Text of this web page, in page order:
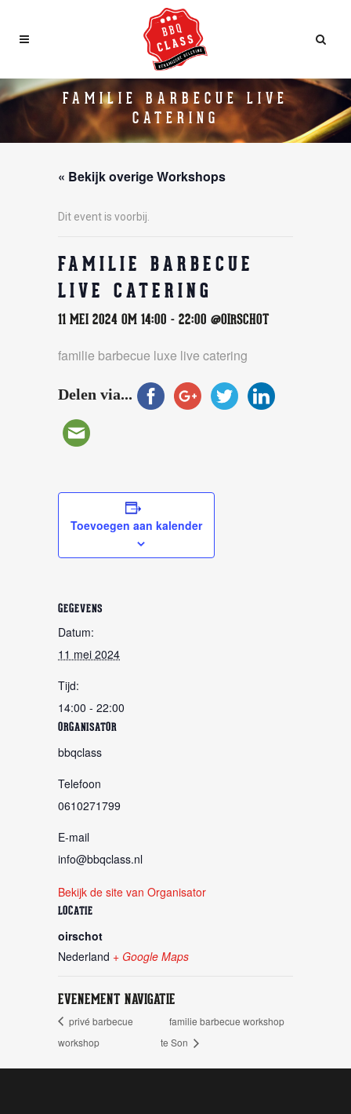
FAMILIE BARBECUE LIVE
CATERING
« Bekijk overige Workshops
Dit event is voorbij.
FAMILIE BARBECUE
LIVE CATERING
11 MEI 2024 OM 14:00 - 22:00 @OIRSCHOT
familie barbecue luxe live catering
Delen via...
Toevoegen aan kalender
GEGEVENS
Datum:
11 mei 2024
Tijd:
14:00 - 22:00
LOCATIE
oirschot
Nederland + Google Maps
ORGANISATOR
bbqclass
Telefoon
0610271799
E-mail
info@bbqclass.nl
Bekijk de site van Organisator
EVENEMENT NAVIGATIE
privé barbecue
workshop
familie barbecue workshop
te Son